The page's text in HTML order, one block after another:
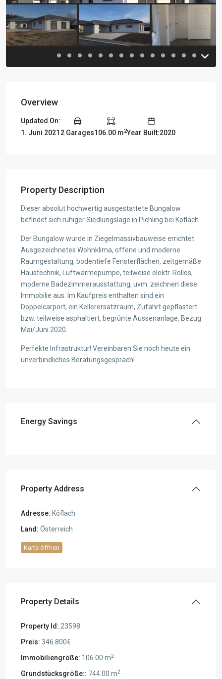
Previous
Overview
Updated On:
1. Juni 2021 2 Garages106.00 m2Year Built:2020
Property Description
Dieser absolut hochwertig ausgestattete Bungalow
befindet sich ruhiger Siedlungslage in Pichling bei Köflach.
Der Bungalow wurde in Ziegelmassivbauweise errichtet.
Ausgezeichnetes Wohnklima, offene und moderne
Raumgestaltung, bodentiefe Fensterflächen, zeitgemäße
Haustechnik, Luftwärmepumpe, teilweise elektr. Rollos,
moderne Badezimmerausstattung, uvm. zeichnen diese
Immobilie aus. Im Kaufpreis enthalten sind ein
Doppelcarport, ein Kellerersatzraum, Zufahrt gepflastert
bzw. teilweise asphaltiert, begrünte Aussenanlage. Bezug
Mai/Juni 2020.
Perfekte Infrastruktur! Vereinbaren Sie noch heute ein
unverbindliches Beratungsgespräch!
Energy Savings
Property Address
Adresse: Köflach
Land: Österreich
Karte öffnen
Property Details
Property Id: 23598
Preis: 346.800€
Immobiliengröße: 106.00 m2
Grundstücksgröße:: 744.00 m2